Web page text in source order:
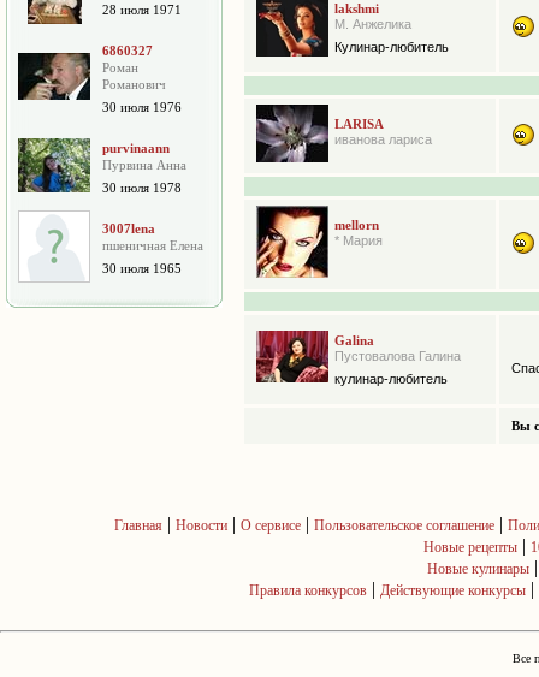
28 июля 1971
6860327
Роман
Романович
30 июля 1976
purvinaann
Пурвина Анна
30 июля 1978
3007lena
пшеничная Елена
30 июля 1965
lakshmi
М. Анжелика
Кулинар-любитель
LARISA
иванова лариса
mellorn
* Мария
Galina
Пустовалова Галина
кулинар-любитель
Вы
Главная | Новости| О сервисе| Пользовательское соглашение|
Новые рецепты |
Новые кулинары
Правила конкурсов | Действующие конкурсы |
Все